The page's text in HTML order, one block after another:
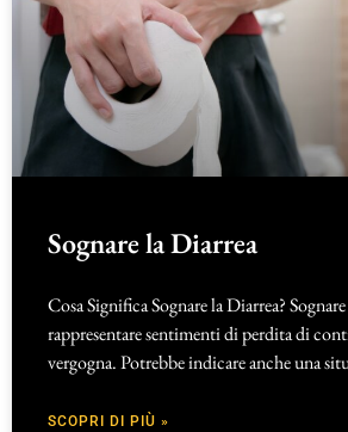
Sognare la Diarrea
Cosa Significa Sognare la Diarrea?
rappresentare sentimenti di perdita di
vergogna. Potrebbe indicare anche una
SCOPRI DI PIÙ »